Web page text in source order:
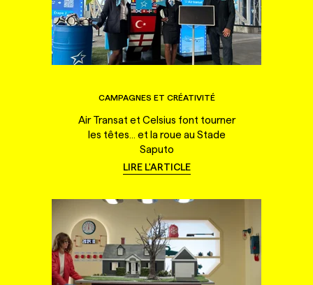
CAMPAGNES ET CRÉATIVITÉ
Air Transat et Celsius font tourner
les têtes... et la roue au Stade
Saputo
LIRE L'ARTICLE